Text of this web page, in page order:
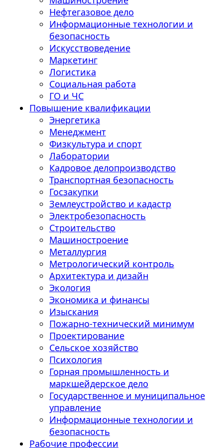
Нефтегазовое дело
Информационные технологии и
безопасность
Искусствоведение
Маркетинг
Логистика
Социальная работа
ГО и ЧС
Повышение квалификации
Энергетика
Менеджмент
Физкультура и спорт
Лаборатории
Кадровое делопроизводство
Транспортная безопасность
Госзакупки
Землеустройство и кадастр
Электробезопасность
Строительство
Машиностроение
Металлургия
Метрологический контроль
Архитектура и дизайн
Экология
Экономика и финансы
Изыскания
Пожарно-технический минимум
Проектирование
Сельское хозяйство
Психология
Горная промышленность и
маркшейдерское дело
Государственное и муниципальное
управление
Информационные технологии и
безопасность
Рабочие профессии